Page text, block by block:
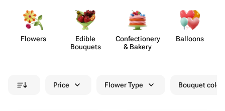
Flowers
Edible
Bouquets
Confect​ionery
& Bakery
Balloons
Price Flower Type Bouquet